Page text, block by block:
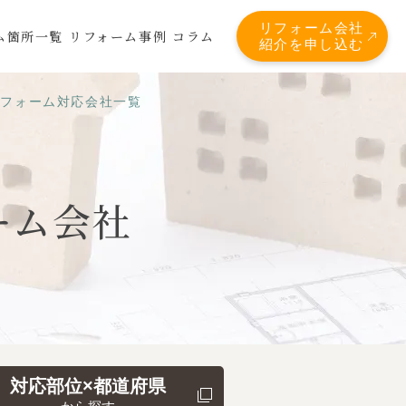
箇所一覧 リフォーム事例 コラム
リフォーム会社
紹介を申し込む
ォーム対応会社一覧
会社
対応部位×都道府県